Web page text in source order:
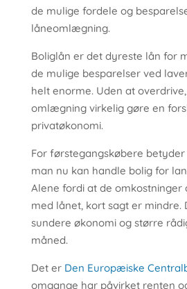
de mulige fordele og
låneomlægning.
Boliglån er det dyreste lån for
de mulige besparelser ved
helt enorme. Uden at
omlægning virkelig gøre en
privatøkonomi.
For førstegangskøbere
man nu kan handle bolig for
Alene fordi at de
med lånet, kort sagt er mindre.
sundere økonomi og større
måned.
Det er Den Europæiske
omgange har påvirket renten